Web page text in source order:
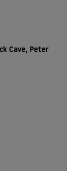
Cave, Peter